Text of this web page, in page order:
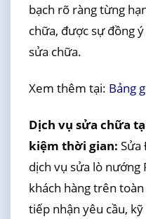
bạch rõ ràng từng
chữa, được sự đồng
sửa chữa.
Xem thêm tại: Bảng
Dịch vụ sửa chữa
kiệm thời gian: Sửa
dịch vụ sửa lò nướng
khách hàng trên toàn
tiếp nhận yêu cầu,